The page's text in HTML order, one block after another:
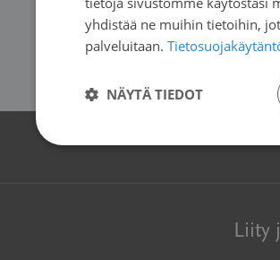
Liity
yhdistää ne muihin tietoihin,
palveluitaan.
NÄYTÄ TIEDOT